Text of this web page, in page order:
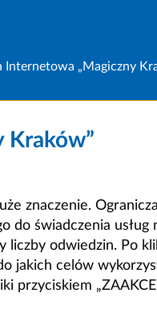
Internetowa „Magiczny
Kraków”
znaczenie.
świadczenia usług
liczby odwiedzin. Po
jakich celów